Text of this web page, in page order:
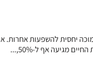
יחסית להשפעות אחרות.